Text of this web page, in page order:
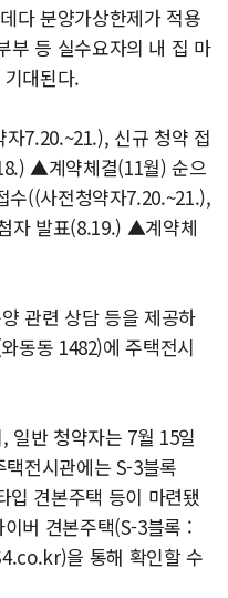
다 분양가상한제가 적용
부 등 실수요자의 내 집 마
대된다.
7.20.~21.), 신규 청약 접
▲계약체결(11월) 순으
((사전청약자7.20.~21.),
자 발표(8.19.) ▲계약체
관련 상담 등을 제공하
동동 1482)에 주택전시
일반 청약자는 7월 15일
전시관에는 S-3블록
입 견본주택 등이 마련됐
버 견본주택(S-3블록 :
을 통해 확인할 수